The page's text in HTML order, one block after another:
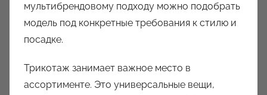
мультибрендовому подходу можно подобрать
модель под конкретные требования к стилю и
посадке.
Трикотаж занимает важное место в
ассортименте. Это универсальные вещи,